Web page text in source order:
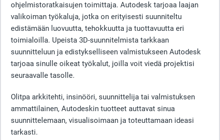
ohjelmistoratkaisujen toimittaja. Autodesk tarjoaa laajan
valikoiman työkaluja, jotka on erityisesti suunniteltu
edistämään luovuutta, tehokkuutta ja tuottavuutta eri
toimialoilla. Upeista 3D-suunnitelmista tarkkaan
suunnitteluun ja edistykselliseen valmistukseen Autodesk
tarjoaa sinulle oikeat työkalut, joilla voit viedä projektisi
seuraavalle tasolle.
Olitpa arkkitehti, insinööri, suunnittelija tai valmistuksen
ammattilainen, Autodeskin tuotteet auttavat sinua
suunnittelemaan, visualisoimaan ja toteuttamaan ideasi
tarkasti.